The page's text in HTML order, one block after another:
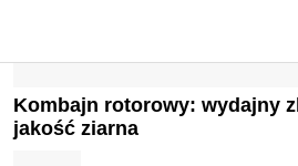
Kombajn rotorowy: wydajny
jakość ziarna